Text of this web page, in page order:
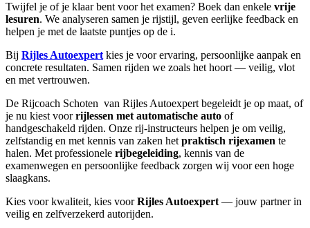
Twijfel je of je klaar bent voor het examen? Boek dan enkele vrije
lesuren. We analyseren samen je rijstijl, geven eerlijke feedback en
helpen je met de laatste puntjes op de i.
Bij Rijles Autoexpert kies je voor ervaring, persoonlijke aanpak en
concrete resultaten. Samen rijden we zoals het hoort — veilig, vlot
en met vertrouwen.
De Rijcoach Schoten van Rijles Autoexpert begeleidt je op maat, of
je nu kiest voorrijlessen met automatische auto of
handgeschakeld rijden. Onze rij-instructeurs helpen je om veilig,
zelfstandig en met kennis van zaken het praktisch rijexamen te
halen. Met professionele rijbegeleiding, kennis van de
examenwegen en persoonlijke feedback zorgen wij voor een hoge
slaagkans.
Kies voor kwaliteit, kies voorRijles Autoexpert — jouw partner in
veilig en zelfverzekerd autorijden.